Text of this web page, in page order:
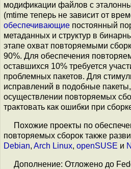
модификации файлов с
(mtime теперь не зависит от
обеспечивающие постоянный
метаданных и структур в
этапе охват повторяемыми
90%. Для обеспечения
оставшихся 10% требуется
проблемных пакетов. Для
исправлений в подобные
осуществлении повторяемых
трактовать как ошибки при
Похожие проекты по
повторяемых сборок также
Debian, Arch Linux, openSUSE и
Дополнение: Отложено до